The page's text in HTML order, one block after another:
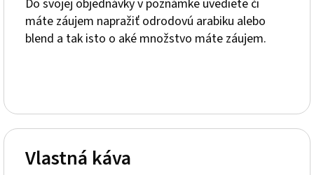
Do svojej objednávky v poznámke uvediete či
máte záujem napražiť odrodovú arabiku alebo
blend a tak isto o aké množstvo máte záujem.
Vlastná káva